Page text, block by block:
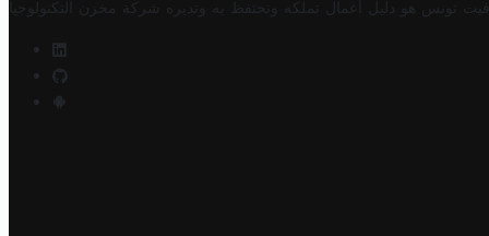
تونس هو دليل أعمال تملكه وتحتفظ به وتديره شركة مخزن التكنولوجيا